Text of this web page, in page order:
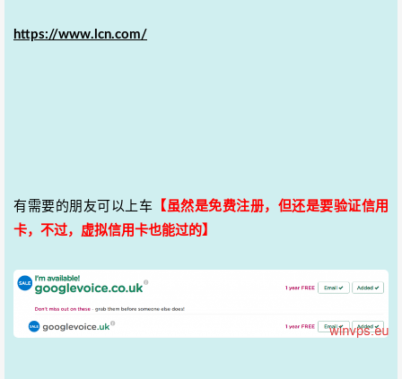
https://www.lcn.com/
有需要的朋友可以上车 【虽然是免费注册，但还是要验证信用
卡，不过，虚拟信用卡也能过的】